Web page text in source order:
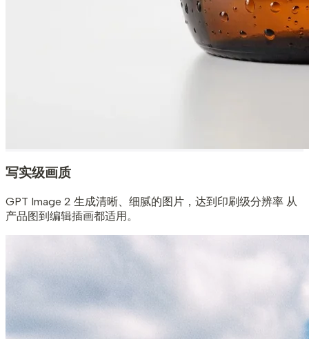
写实级画质
GPT Image 2 生成清晰、细腻的图片，达到印刷级分辨率 从
产品图到编辑插画都适用。